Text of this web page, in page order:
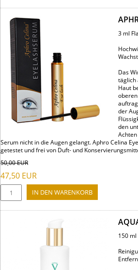
3 ml
Das
täglich
Haut
der
den
Serum nicht in die Augen gelangt. Aphro Celina
getestet und frei von Duft- und
50,00EUR
47,50 EUR
150 ml